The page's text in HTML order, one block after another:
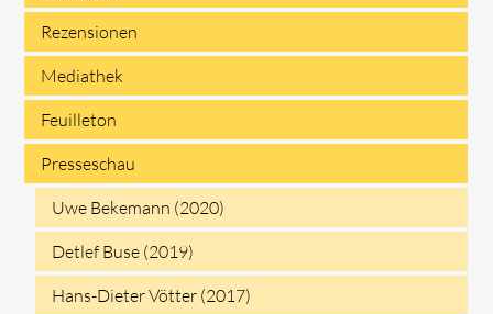
Rezensionen
Mediathek
Feuilleton
Presseschau
Uwe Bekemann (2020)
Detlef Buse (2019)
Hans-Dieter Vötter (2017)